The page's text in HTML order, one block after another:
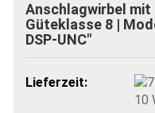
Anschlagwirbel mit
Güteklasse 8 |
DSP-UNC"
Lieferzeit:
10